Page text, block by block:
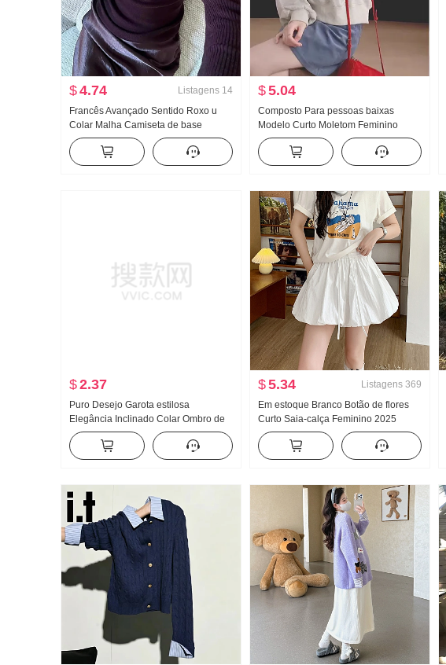
$4.74 Listagens 14
Francês Avançado Sentido Roxo u
Colar Malha Camiseta de base
Feminino Outono e inverno Ajustado
Manga longa Camiseta Dentro Pegue
Suéter Positivo No ombro Roupas
$5.04
Composto Para pessoas baixas
Modelo Curto Moletom Feminino
Roupa de outono e inverno Solto
Descontraído Vento Manga longa
Gola redonda Top
$2.37
Puro Desejo Garota estilosa
Elegância Inclinado Colar Ombro de
Fora Relevo Fivela Malha Manga
Média Camiseta Feminino
Transparente Ajustado Efeito
$5.34 Listagens 369
Em estoque Branco Botão de flores
Curto Saia-calça Feminino 2025
Verão Novo Bolha Botão de flores
Guarda-chuva Saia Lanterna Cintura
alta A palavra Curto Vestido de calça